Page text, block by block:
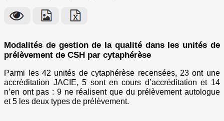
Modalités de gestion de la qualité dans les unités de
prélèvement de CSH par cytaphérèse
Parmi les 42 unités de cytaphérèse recensées, 23 ont une
accréditation JACIE, 5 sont en cours d’accréditation et 14
n’en ont pas : 9 ne réalisent que du prélèvement autologue
et 5 les deux types de prélèvement.